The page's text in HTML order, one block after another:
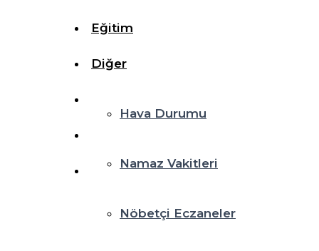
Eğitim
Diğer
Hava Durumu
Namaz Vakitleri
Nöbetçi Eczaneler